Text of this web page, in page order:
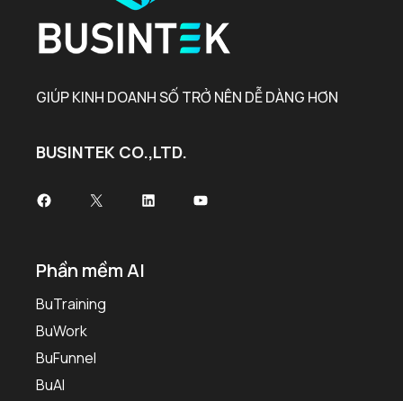
GIÚP KINH DOANH SỐ TRỞ NÊN DỄ DÀNG HƠN
BUSINTEK CO.,LTD.
Facebook
X LinkedInYoutube
Phần mềm AI
BuTraining
BuWork
BuFunnel
BuAI